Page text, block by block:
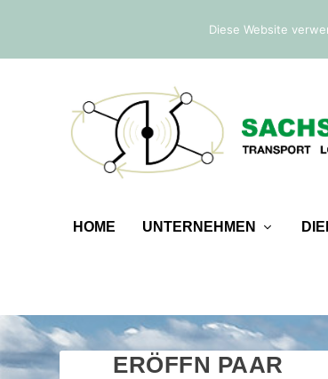
Befreiung von der
HOME UNTERNEHMEN
ERÖFFN PAAR
Diese Website